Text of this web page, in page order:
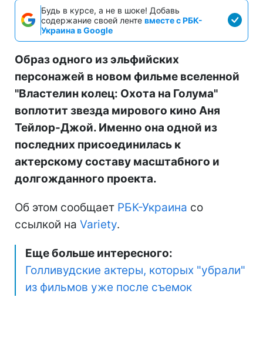
Будь в курсе, а не в шоке! Добавь
содержание своей ленте вместе с РБК-
Украина в Google
Образ одного из эльфийских
персонажей в новом фильме вселенной
"Властелин колец: Охота на Голума"
воплотит звезда мирового кино Аня
Тейлор-Джой. Именно она одной из
последних присоединилась к
актерскому составу масштабного и
долгожданного проекта.
Об этом сообщает РБК-Украина со
ссылкой на Variety.
Еще больше интересного:
Голливудские актеры, которых "убрали"
из фильмов уже после съемок